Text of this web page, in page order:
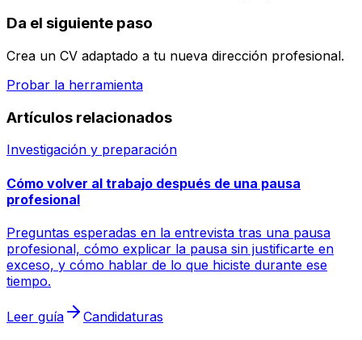
Da el siguiente paso
Crea un CV adaptado a tu nueva dirección profesional.
Probar la herramienta
Artículos relacionados
Investigación y preparación
Cómo volver al trabajo después de una pausa
profesional
Preguntas esperadas en la entrevista tras una pausa
profesional, cómo explicar la pausa sin justificarte en
exceso, y cómo hablar de lo que hiciste durante ese
tiempo.
Leer guía Candidaturas